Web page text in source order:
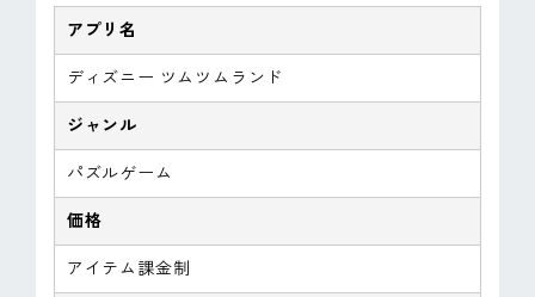
アプリ名
ディズニー ツムツムランド
ジャンル
パズルゲーム
価格
アイテム課金制